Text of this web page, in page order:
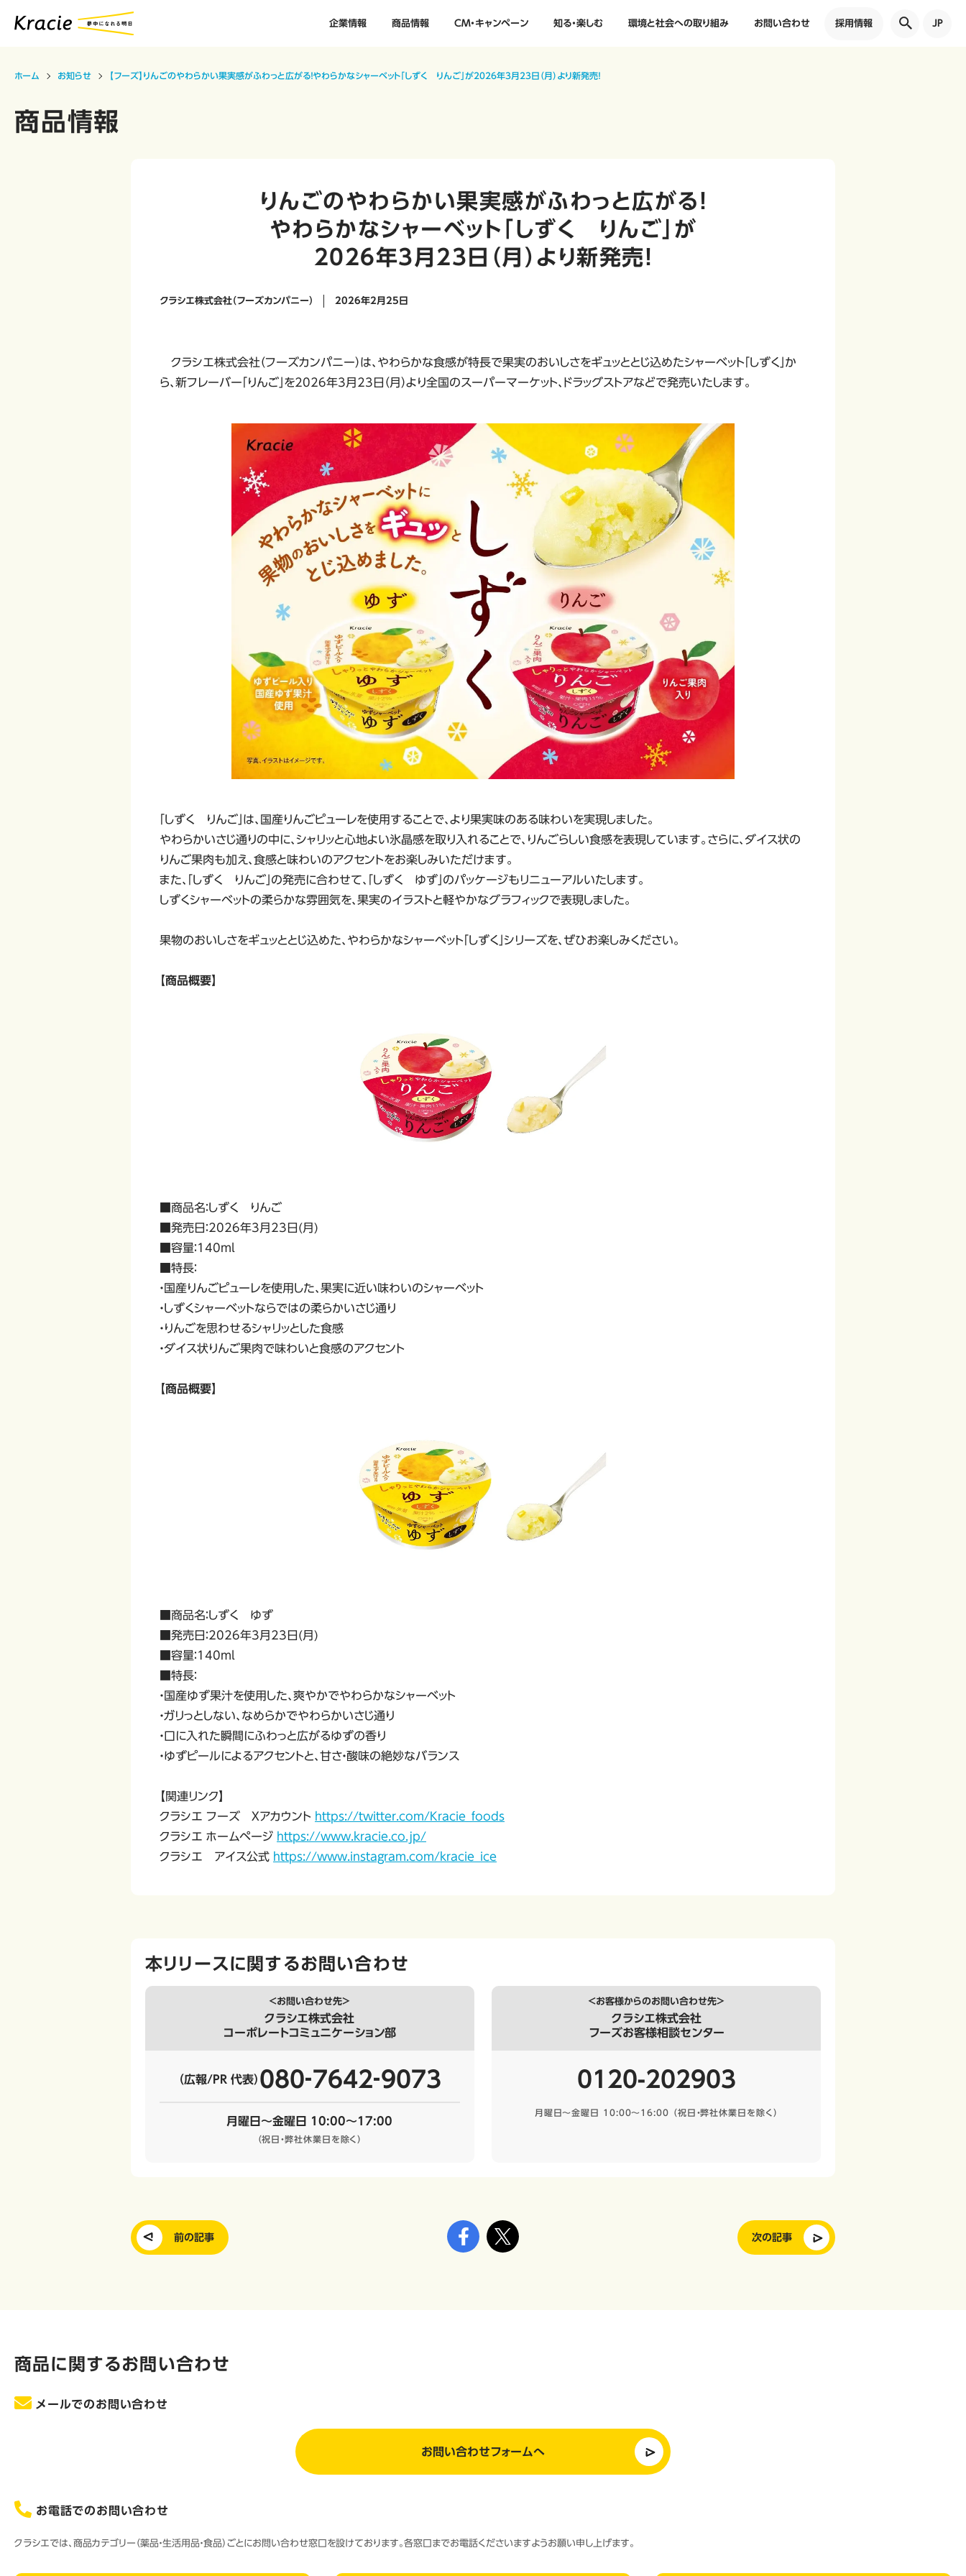
企業情報 商品情報 CM・キャンペーン 知る・楽しむ 環境と社会への取り組み お問い合わせ 採用情報 JP
ホーム お知らせ 【フーズ】りんごのやわらかい果実感がふわっと広がる！やわらかなシャーベット「しずく りんご」が2026年3月23日（月）より新発売！
商品情報
りんごのやわらかい果実感がふわっと広がる！
やわらかなシャーベット「しずく りんご」が
2026年3月23日（月）より新発売！
クラシエ株式会社（フーズカンパニー） 2026年2月25日
クラシエ株式会社（フーズカンパニー）は、やわらかな食感が特長で果実のおいしさをギュッととじ込めたシャーベット「しずく」か
ら、新フレーバー「りんご」を2026年3月23日（月）より全国のスーパーマーケット、ドラッグストアなどで発売いたします。
「しずく りんご」は、国産りんごピューレを使用することで、より果実味のある味わいを実現しました。
やわらかいさじ通りの中に、シャリッと心地よい氷晶感を取り入れることで、りんごらしい食感を表現しています。さらに、ダイス状の
りんご果肉も加え、食感と味わいのアクセントをお楽しみいただけます。
また、「しずく りんご」の発売に合わせて、「しずく ゆず」のパッケージもリニューアルいたします。
しずくシャーベットの柔らかな雰囲気を、果実のイラストと軽やかなグラフィックで表現しました。
果物のおいしさをギュッととじ込めた、やわらかなシャーベット「しずく」シリーズを、ぜひお楽しみください。
【商品概要】
■商品名：しずく りんご
■発売日：2026年3月23日(月)
■容量：140ml
■特長：
・国産りんごピューレを使用した、果実に近い味わいのシャーベット
・しずくシャーベットならではの柔らかいさじ通り
・りんごを思わせるシャリッとした食感
・ダイス状りんご果肉で味わいと食感のアクセント
【商品概要】
■商品名：しずく ゆず
■発売日：2026年3月23日(月)
■容量：140ml
■特長：
・国産ゆず果汁を使用した、爽やかでやわらかなシャーベット
・ガリっとしない、なめらかでやわらかいさじ通り
・口に入れた瞬間にふわっと広がるゆずの香り
・ゆずピールによるアクセントと、甘さ・酸味の絶妙なバランス
【関連リンク】
クラシエ フーズ Xアカウント https://twitter.com/Kracie_foods
クラシエ ホームページ https://www.kracie.co.jp/
クラシエ アイス公式 https://www.instagram.com/kracie_ice
本リリースに関するお問い合わせ
＜お問い合わせ先＞
クラシエ株式会社
コーポレートコミュニケーション部
（広報/PR 代表） 080‐7642‐9073
月曜日～金曜日 10:00～17:00
（祝日・弊社休業日を除く）
＜お客様からのお問い合わせ先＞
クラシエ株式会社
フーズお客様相談センター
0120-202903
月曜日～金曜日 10:00～16:00 （祝日・弊社休業日を除く）
前の記事 次の記事
商品に関するお問い合わせ
メールでのお問い合わせ
お問い合わせフォームへ
お電話でのお問い合わせ
クラシエでは、商品カテゴリー（薬品・生活用品・食品）ごとにお問い合わせ窓口を設けております。各窓口までお電話くださいますようお願い申し上げます。